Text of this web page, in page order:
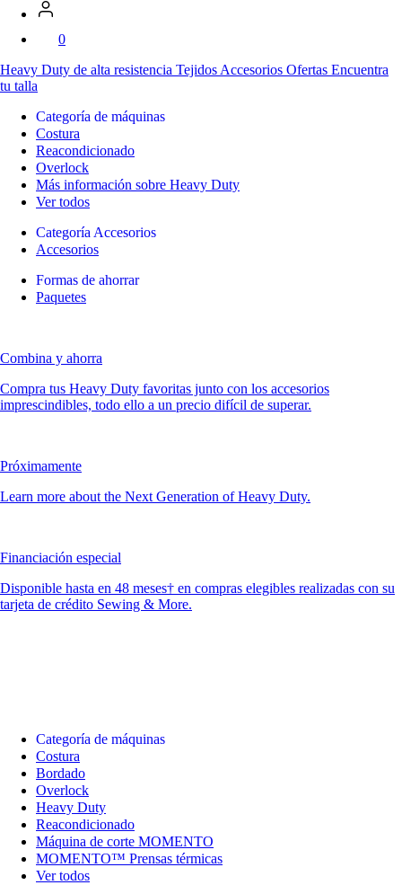
0
Heavy Duty de alta resistencia Tejidos Accesorios Ofertas Encuentra
tu talla
Categoría de máquinas
Costura
Reacondicionado
Overlock
Más información sobre Heavy Duty
Ver todos
Categoría Accesorios
Accesorios
Formas de ahorrar
Paquetes
Combina y ahorra
Compra tus Heavy Duty favoritas junto con los accesorios
imprescindibles, todo ello a un precio difícil de superar.
Próximamente
Learn more about the Next Generation of Heavy Duty.
Financiación especial
Disponible hasta en 48 meses† en compras elegibles realizadas con su
tarjeta de crédito Sewing & More.
Categoría de máquinas
Costura
Bordado
Overlock
Heavy Duty
Reacondicionado
Máquina de corte MOMENTO
MOMENTO™ Prensas térmicas
Ver todos